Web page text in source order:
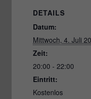
DETAILS
Datum:
Mittwoch, 4. Juli
Zeit:
20:00 - 22:00
Eintritt:
Kostenlos